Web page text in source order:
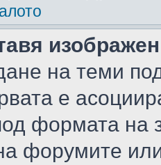
на теми
е
формата на
форумите